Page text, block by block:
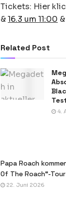
Tickets: Hier
&16.3 um 11:00 &
Related Post
4.
Papa Roach
Of The Roach“-
22. Juni 2026